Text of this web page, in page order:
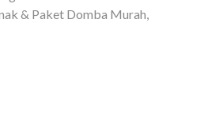
& Paket Domba Murah,